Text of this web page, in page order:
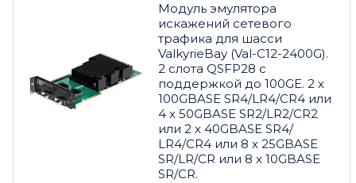
Модуль эмулятора
искажений сетевого
трафика для шасси
ValkyrieBay (Val-C12-2400G).
2 слота QSFP28 с
поддержкой до 100GE. 2 x
100GBASE SR4/LR4/CR4 или
4 x 50GBASE SR2/LR2/CR2
или 2 x 40GBASE SR4/
LR4/CR4 или 8 x 25GBASE
SR/LR/CR или 8 x 10GBASE
SR/CR.